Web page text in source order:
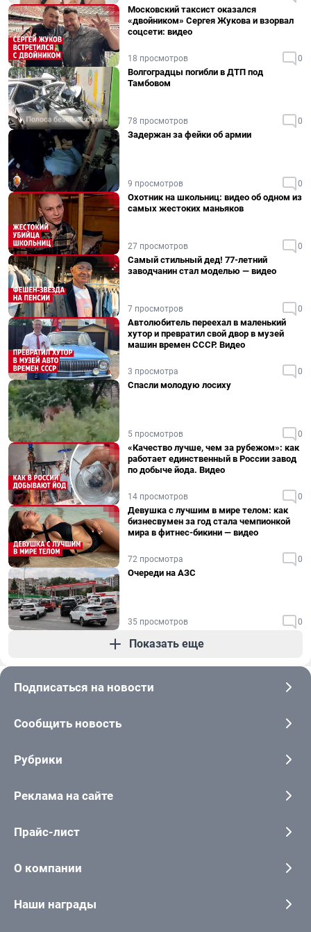
Московский таксист оказался
«двойником» Сергея Жукова и взорвал
соцсети: видео
18 просмотров 0
Волгоградцы погибли в ДТП под
Тамбовом
78 просмотров 0
Задержан за фейки об армии
9 просмотров 0
Охотник на школьниц: видео об одном из
самых жестоких маньяков
27 просмотров 0
Самый стильный дед! 77-летний
заводчанин стал моделью — видео
7 просмотров 0
Автолюбитель переехал в маленький
хутор и превратил свой двор в музей
машин времен СССР. Видео
3 просмотра 0
Спасли молодую лосиху
5 просмотров 0
«Качество лучше, чем за рубежом»: как
работает единственный в России завод
по добыче йода. Видео
14 просмотров 0
Девушка с лучшим в мире телом: как
бизнесвумен за год стала чемпионкой
мира в фитнес-бикини — видео
72 просмотра 0
Очереди на АЗС
35 просмотров 0
Показать еще
Подписаться на новости
Сообщить новость
Рубрики
Реклама на сайте
Прайс-лист
О компании
Наши награды